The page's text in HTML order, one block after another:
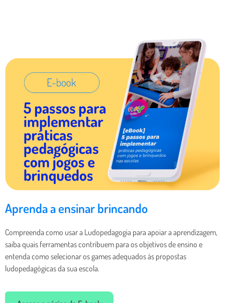
Aprenda a ensinar brincando
Compreenda como usar a Ludopedagogia para apoiar a aprendizagem,
saiba quais ferramentas contribuem para os objetivos de ensino e
entenda como selecionar os games adequados às propostas
ludopedagógicas da sua escola.